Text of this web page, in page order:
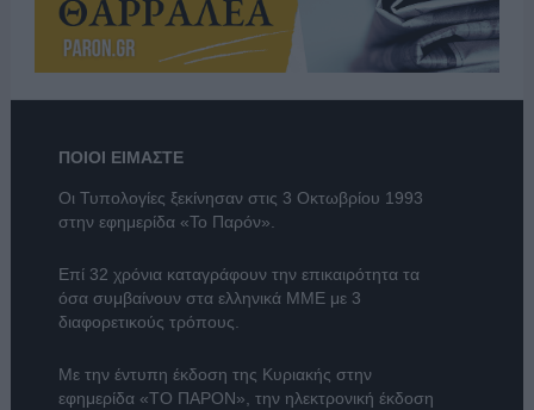
ΠΟΙΟΙ ΕΙΜΑΣΤΕ
Οι Τυπολογίες ξεκίνησαν στις 3 Οκτωβρίου 1993
στην εφημερίδα «Το Παρόν».
Επί 32 χρόνια καταγράφουν την επικαιρότητα τα
όσα συμβαίνουν στα ελληνικά ΜΜΕ με 3
διαφορετικούς τρόπους.
Με την έντυπη έκδοση της Κυριακής στην
εφημερίδα «ΤΟ ΠΑΡΟΝ» , την ηλεκτρονική έκδοση